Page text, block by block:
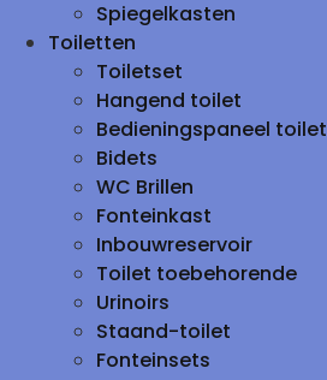
Spiegelkasten
Toiletten
Toiletset
Hangend toilet
Bedieningspaneel toilet
Bidets
WC Brillen
Fonteinkast
Inbouwreservoir
Toilet toebehorende
Urinoirs
Staand-toilet
Fonteinsets